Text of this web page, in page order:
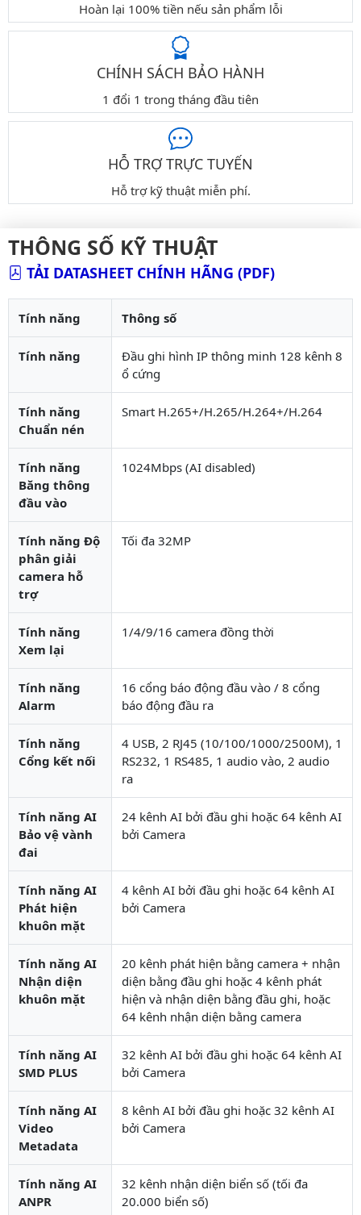
Hoàn lại 100% tiền nếu sản phẩm lỗi
CHÍNH SÁCH BẢO HÀNH
1 đổi 1 trong tháng đầu tiên
HỖ TRỢ TRỰC TUYẾN
Hỗ trợ kỹ thuật miễn phí.
THÔNG SỐ KỸ THUẬT
TẢI DATASHEET CHÍNH HÃNG (PDF)
Tính năng Thông số
Tính năng
Đầu ghi hình IP thông minh 128 kênh 8
ổ cứng
Tính năng
Chuẩn nén
Smart H.265+/H.265/H.264+/H.264
Tính năng
Băng thông
đầu vào
1024Mbps (AI disabled)
Tính năng Độ
phân giải
camera hỗ
trợ
Tối đa 32MP
Tính năng
Xem lại
1/4/9/16 camera đồng thời
Tính năng
Alarm
16 cổng báo động đầu vào / 8 cổng
báo động đầu ra
Tính năng
Cổng kết nối
4 USB, 2 RJ45 (10/100/1000/2500M), 1
RS232, 1 RS485, 1 audio vào, 2 audio
ra
Tính năng AI
Bảo vệ vành
đai
24 kênh AI bởi đầu ghi hoặc 64 kênh AI
bởi Camera
Tính năng AI
Phát hiện
khuôn mặt
4 kênh AI bởi đầu ghi hoặc 64 kênh AI
bởi Camera
Tính năng AI
Nhận diện
khuôn mặt
20 kênh phát hiện bằng camera + nhận
diện bằng đầu ghi hoặc 4 kênh phát
hiện và nhận diện bằng đầu ghi, hoặc
64 kênh nhận diện bằng camera
Tính năng AI
SMD PLUS
32 kênh AI bởi đầu ghi hoặc 64 kênh AI
bởi Camera
Tính năng AI
Video
Metadata
8 kênh AI bởi đầu ghi hoặc 32 kênh AI
bởi Camera
Tính năng AI
ANPR
32 kênh nhận diện biển số (tối đa
20.000 biển số)